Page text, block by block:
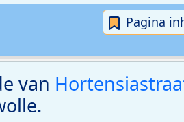
Pagina
van